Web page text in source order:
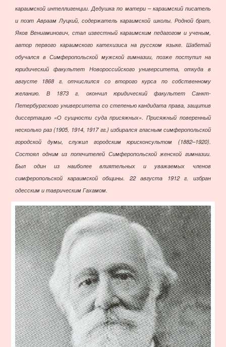
караимской интеллигенции. Дедушка по матери – караимский писатель
и поэт Авраам Луцкий, содержатель караимской школы. Родной брат,
Яков Вениаминович, стал известный караимским педагогом и ученым,
автор первого караимского катехизиса на русском языке. Шабетай
обучался в Симферопольской мужской гимназии, позже поступил на
юридический факультет Новороссийского университета, откуда в
августе 1868 г. отчислился со второго курса по собственному
желанию. В 1873 г. окончил юридический факультет Санкт-
Петербургского университета со степенью кандидата права, защитив
диссертацию «О сущности суда присяжных». Присяжный поверенный
несколько раз (1905, 1914, 1917 гг.) избирался гласным симферопольской
городской думы, служил городским юрисконсультом (1882–1920).
Состоял одним из попечителей Симферопольской женской гимназии.
Был один из наиболее влиятельных и уважаемых членов
симферопольской караимской общины. 22 августа 1912 г. избран
одесским и таврическим Гахамом.